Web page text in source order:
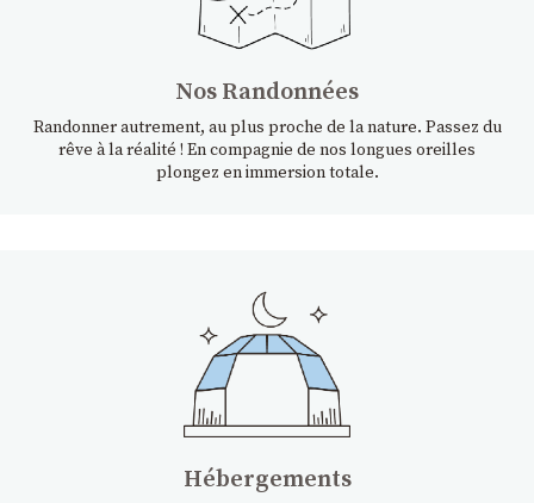
Nos Randonnées
Randonner autrement, au plus proche de la nature. Passez du
rêve à la réalité ! En compagnie de nos longues oreilles
plongez en immersion totale.
Hébergements